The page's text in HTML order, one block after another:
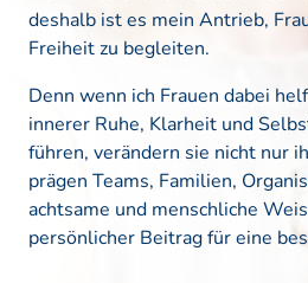
deshalb ist es mein Antrieb,
Freiheit zu begleiten.
Denn wenn ich Frauen dabei
innerer Ruhe, Klarheit und
führen, verändern sie nicht nur
prägen Teams, Familien,
achtsame und menschliche
persönlicher Beitrag für eine